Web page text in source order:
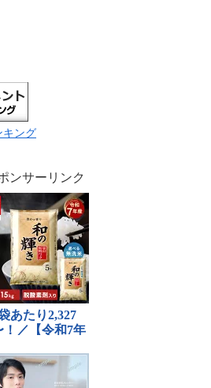
キング
ンサーリンク